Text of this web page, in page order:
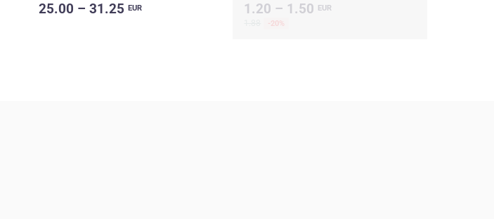
25.00 – 31.25 EUR 1.20 – 1.50 EUR
-20%